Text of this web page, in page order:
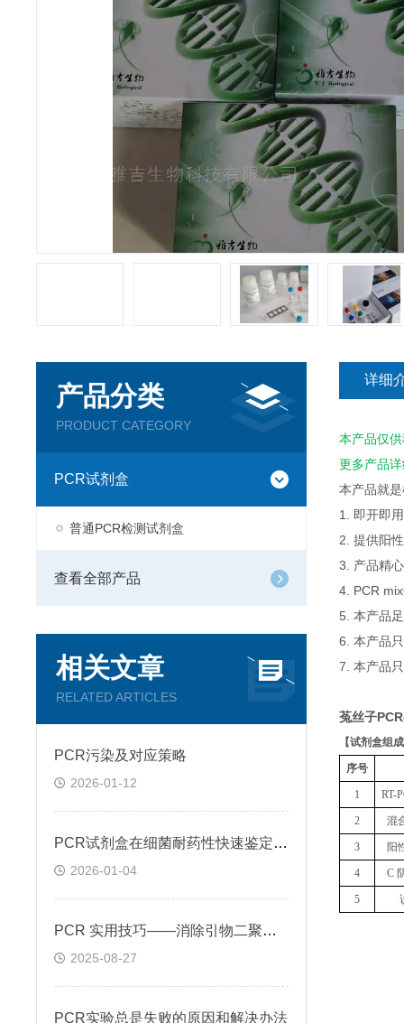
产品分类
PRODUCT CATEGORY
PCR试剂盒
普通PCR检测试剂盒
查看全部产品
相关文章
RELATED ARTICLES
PCR污染及对应策略
2026-01-12
PCR试剂盒在细菌耐药性快速鉴定中的关键作用
2026-01-04
PCR 实用技巧——消除引物二聚体的方法
2025-08-27
PCR实验总是失败的原因和解决办法
详细
本产品仅
更多产品
本产品就
1. 即开即
2. 提供阳
3. 产品精
4. PCR
5. 本产品
6. 本产品
7. 本产品
菟丝子
【试剂盒组成
序号
1 RT-
2 混
3 阳
4 C
5